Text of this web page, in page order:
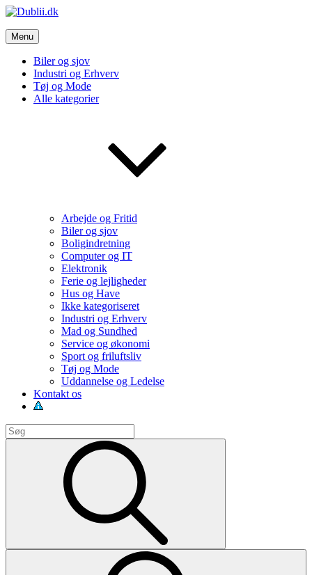
Skip
content
Dublii.dk
Vi bringer de bedste nyheder
Menu
Biler og sjov
Industri og Erhverv
Tøj og Mode
Alle kategorier
Arbejde og Fritid
Biler og sjov
Boligindretning
Computer og IT
Elektronik
Ferie og lejligheder
Hus og Have
Ikke kategoriseret
Industri og Erhverv
Mad og Sundhed
Service og økonomi
Sport og friluftsliv
Tøj og Mode
Uddannelse og Ledelse
Kontakt os
Search
for: